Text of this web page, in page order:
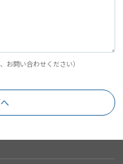
お問い合わせください）